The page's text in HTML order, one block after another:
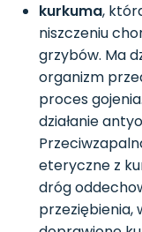
kurkuma,
niszczeniu
grzybów. Ma
organizm
proces
działanie
eteryczne z
dróg